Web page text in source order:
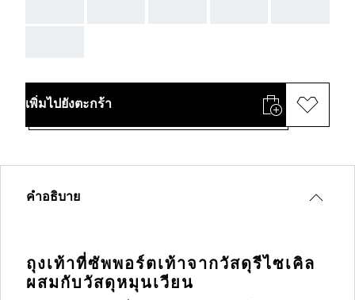
เพิ่มไปยังตะกร้า
คำอธิบาย
ถุงเท้าที่ซัพพอร์ตเท้าจากวัสดุรีไซเคิล
ผสมกับวัสดุหมุนเวียน